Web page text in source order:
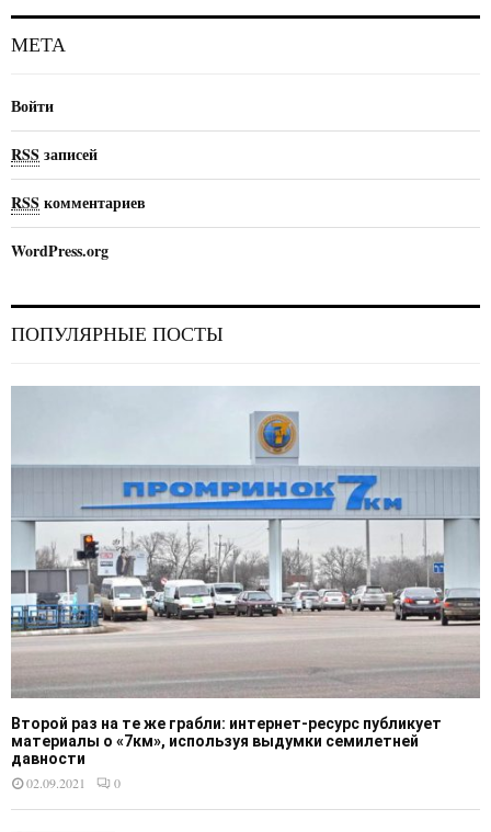
МЕТА
Войти
RSS записей
RSS комментариев
WordPress.org
ПОПУЛЯРНЫЕ ПОСТЫ
Второй раз на те же грабли: интернет-ресурс публикует
материалы о «7км», используя выдумки семилетней
давности
02.09.2021
0